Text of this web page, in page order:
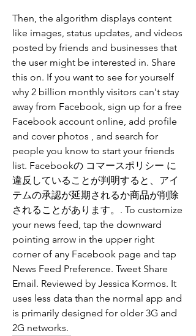
Then, the algorithm displays content
like images, status updates, and videos
posted by friends and businesses that
the user might be interested in. Share
this on. If you want to see for yourself
why 2 billion monthly visitors can't stay
away from Facebook, sign up for a free
Facebook account online, add profile
and cover photos , and search for
people you know to start your friends
list. Facebookの コマースポリシー に
違反していることが判明すると、アイ
テムの承認が延期されるか商品が削除
されることがあります。. To customize
your news feed, tap the downward
pointing arrow in the upper right
corner of any Facebook page and tap
News Feed Preference. Tweet Share
Email. Reviewed by Jessica Kormos. It
uses less data than the normal app and
is primarily designed for older 3G and
2G networks.